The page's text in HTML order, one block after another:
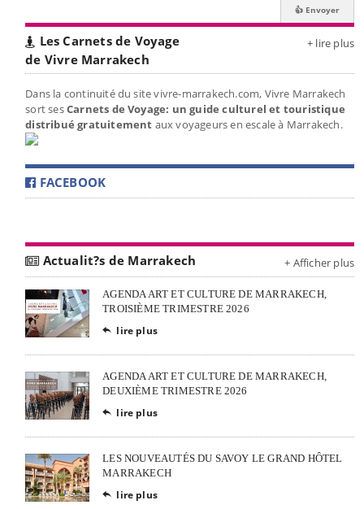
Les Carnets de Voyage
de Vivre Marrakech
+ lire plus
Dans la continuité du site vivre-marrakech.com, Vivre Marrakech
sort sesCarnets de Voyage: un guide culturel et touristique
distribué gratuitement aux voyageurs en escale à Marrakech.
FACEBOOK
Actualit?s de Marrakech + Afficher plus
AGENDA ART ET CULTURE DE MARRAKECH,
TROISIÈME TRIMESTRE 2026
 lire plus
AGENDA ART ET CULTURE DE MARRAKECH,
DEUXIÈME TRIMESTRE 2026
 lire plus
LES NOUVEAUTÉS DU SAVOY LE GRAND HÔTEL
MARRAKECH
 lire plus